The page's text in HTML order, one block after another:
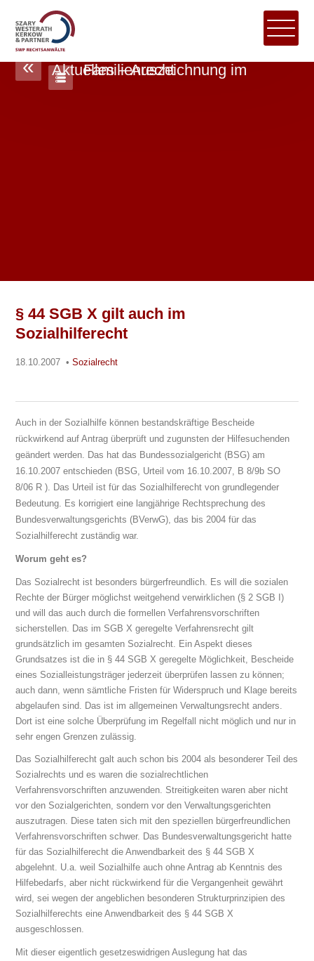
« Aktuelles – Auszeichnung im Familienrecht
§ 44 SGB X gilt auch im
Sozialhilferecht
18.10.2007 •Sozialrecht
Auch in der Sozialhilfe können bestandskräftige Bescheide
rückwirkend auf Antrag überprüft und zugunsten der Hilfesuchenden
geändert werden. Das hat das Bundessozialgericht (BSG) am
16.10.2007 entschieden (BSG, Urteil vom 16.10.2007, B 8/9b SO
8/06 R ). Das Urteil ist für das Sozialhilferecht von grundlegender
Bedeutung. Es korrigiert eine langjährige Rechtsprechung des
Bundesverwaltungsgerichts (BVerwG), das bis 2004 für das
Sozialhilferecht zuständig war.
Worum geht es?
Das Sozialrecht ist besonders bürgerfreundlich. Es will die sozialen
Rechte der Bürger möglichst weitgehend verwirklichen (§ 2 SGB I)
und will das auch durch die formellen Verfahrensvorschriften
sicherstellen. Das im SGB X geregelte Verfahrensrecht gilt
grundsätzlich im gesamten Sozialrecht. Ein Aspekt dieses
Grundsatzes ist die in § 44 SGB X geregelte Möglichkeit, Bescheide
eines Sozialleistungsträger jederzeit überprüfen lassen zu können;
auch dann, wenn sämtliche Fristen für Widerspruch und Klage bereits
abgelaufen sind. Das ist im allgemeinen Verwaltungsrecht anders.
Dort ist eine solche Überprüfung im Regelfall nicht möglich und nur in
sehr engen Grenzen zulässig.
Das Sozialhilferecht galt auch schon bis 2004 als besonderer Teil des
Sozialrechts und es waren die sozialrechtlichen
Verfahrensvorschriften anzuwenden. Streitigkeiten waren aber nicht
vor den Sozialgerichten, sondern vor den Verwaltungsgerichten
auszutragen. Diese taten sich mit den speziellen bürgerfreundlichen
Verfahrensvorschriften schwer. Das Bundesverwaltungsgericht hatte
für das Sozialhilferecht die Anwendbarkeit des § 44 SGB X
abgelehnt. U.a. weil Sozialhilfe auch ohne Antrag ab Kenntnis des
Hilfebedarfs, aber nicht rückwirkend für die Vergangenheit gewährt
wird, sei wegen der angeblichen besonderen Strukturprinzipien des
Sozialhilferechts eine Anwendbarkeit des § 44 SGB X
ausgeschlossen.
Mit dieser eigentlich gesetzeswidrigen Auslegung hat das